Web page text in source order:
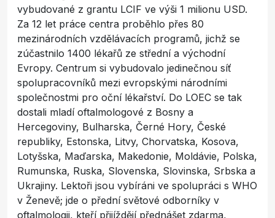
vybudované z grantu LCIF ve výši 1 milionu USD.
Za 12 let práce centra proběhlo přes 80
mezinárodních vzdělávacích programů, jichž se
zúčastnilo 1400 lékařů ze střední a východní
Evropy. Centrum si vybudovalo jedinečnou síť
spolupracovníků mezi evropskými národními
společnostmi pro oční lékařství. Do LOEC se tak
dostali mladí oftalmologové z Bosny a
Hercegoviny, Bulharska, Černé Hory, České
republiky, Estonska, Litvy, Chorvatska, Kosova,
Lotyšska, Maďarska, Makedonie, Moldávie, Polska,
Rumunska, Ruska, Slovenska, Slovinska, Srbska a
Ukrajiny. Lektoři jsou vybíráni ve spolupráci s WHO
v Ženevě; jde o přední světové odborníky v
oftalmologii, kteří přijíždějí přednášet zdarma,